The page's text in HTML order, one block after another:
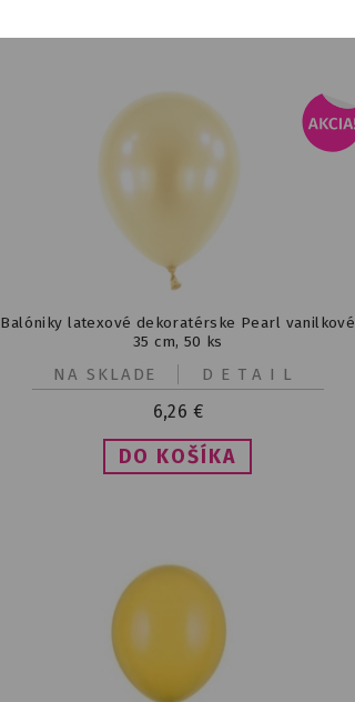
Balóniky latexové dekoratérske Pearl vanilkové
35 cm, 50 ks
6,26 €
DETAIL
NA SKLADE